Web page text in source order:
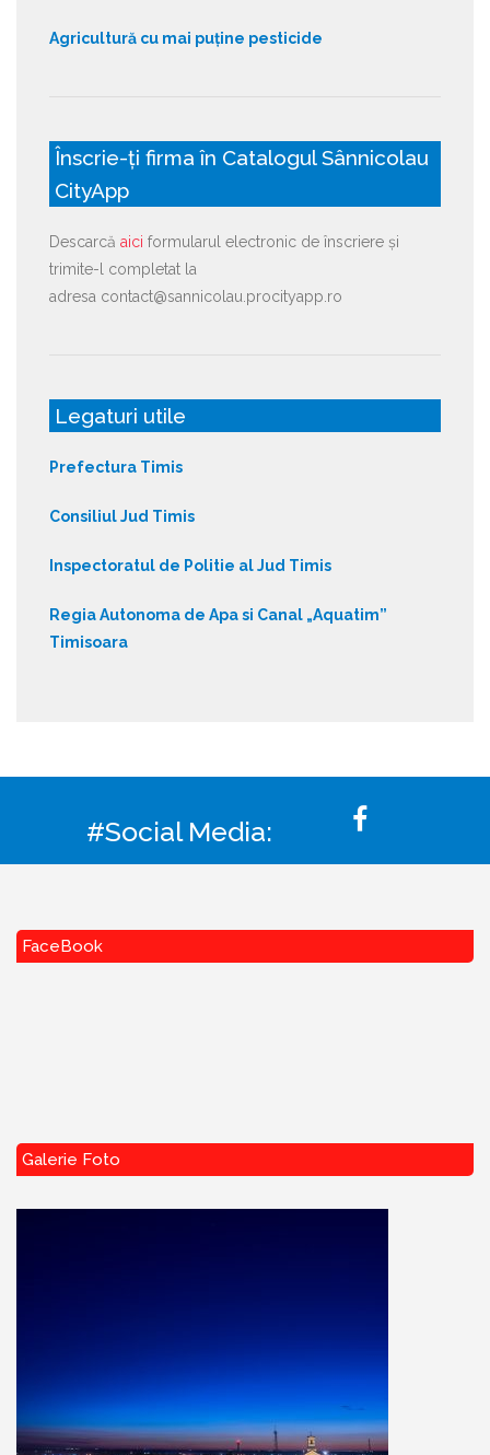
Agricultură cu mai puține pesticide
Înscrie-ți firma în Catalogul Sânnicolau
CityApp
Descarcă aici formularul electronic de înscriere și
trimite-l completat la
adresa contact@sannicolau.procityapp.ro
Legaturi utile
Prefectura Timis
Consiliul Jud Timis
Inspectoratul de Politie al Jud Timis
Regia Autonoma de Apa si Canal „Aquatim”
Timisoara
#Social Media:
FaceBook
Galerie Foto